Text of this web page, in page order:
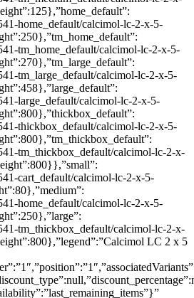
home_default/calcimol-lc-2-x-5-
tm_home_default/calcimol-lc-2-x-5-
tm_large_default/calcimol-lc-2-x-5-
large_default/calcimol-lc-2-x-5-
thickbox_default/calcimol-lc-2-x-5-
tm_thickbox_default/calcimol-lc-2-x-
cart_default/calcimol-lc-2-x-5-
home_default/calcimol-lc-2-x-5-
tm_thickbox_default/calcimol-lc-2-x-
LC 2 x 5